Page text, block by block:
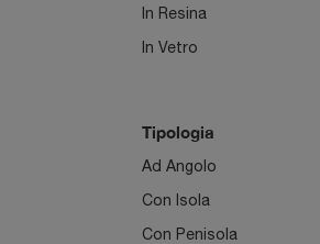
In Resina
In Vetro
Tipologia
Ad Angolo
Con Isola
Con Penisola